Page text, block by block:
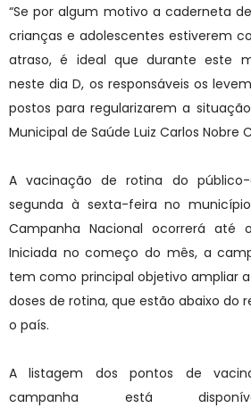
“Se por algum motivo a caderneta
crianças e adolescentes estiverem
atraso, é ideal que durante este
neste dia D, os responsáveis os
postos para regularizarem a
Municipal de Saúde Luiz Carlos Nobre
A vacinação de rotina do
segunda à sexta-feira no
Campanha Nacional ocorrerá até
Iniciada no começo do mês, a
tem como principal objetivo ampliar
doses de rotina, que estão abaixo do
o país.
A listagem dos pontos de
campanha está